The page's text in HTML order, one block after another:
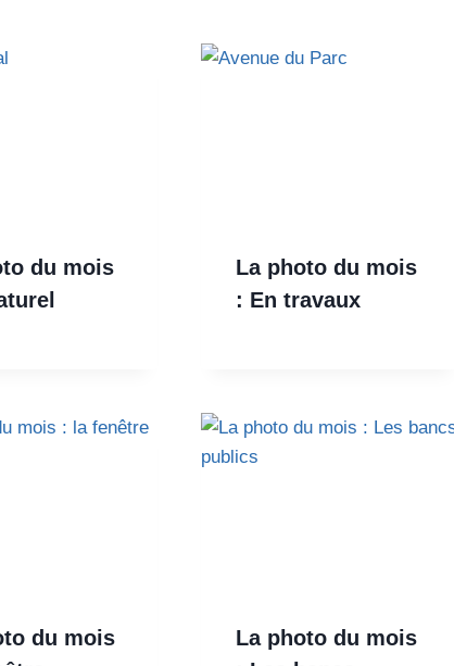
du mois
La photo du mois
: En travaux
du mois
La photo du mois